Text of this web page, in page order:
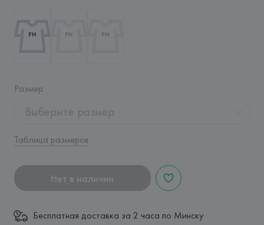
Размер:
Выберите размер
Таблица размеров
Нет в наличии
Бесплатная доставка за 2 часа по Минску